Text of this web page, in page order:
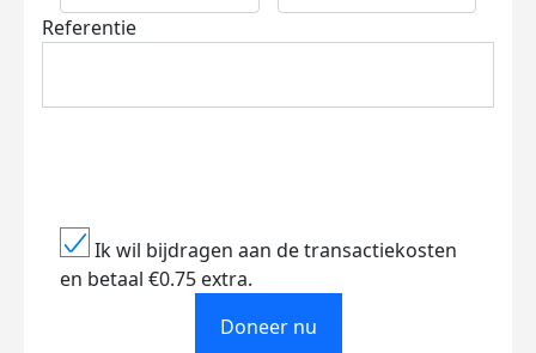
Referentie
Ik wil bijdragen aan de transactiekosten
en betaal €0.75 extra.
Doneer nu